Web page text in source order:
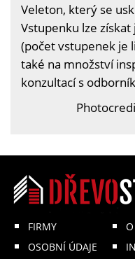
Veleton, který se
Vstupenku lze získat
(počet vstupenek je
také na množství
konzultací s
FIRMY
OSOBNÍ ÚDAJE